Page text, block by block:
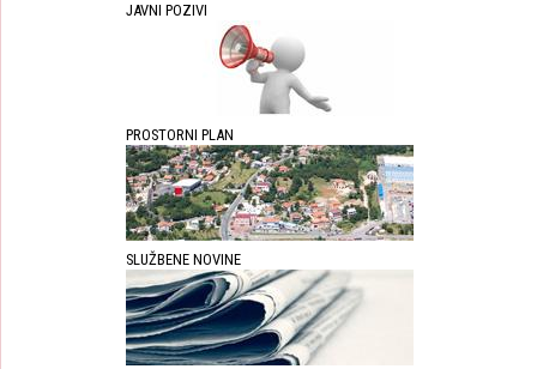
JAVNI POZIVI
PROSTORNI PLAN
SLUŽBENE NOVINE